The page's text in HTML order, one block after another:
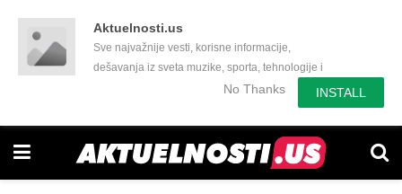
Aktuelnosti.us
Sve najvažnije vesti, korisne informacije,
dešavanja iz sveta muzike, sporta, tehnologije i
još mnogo toga zanimljivog.No Thanks INSTALL